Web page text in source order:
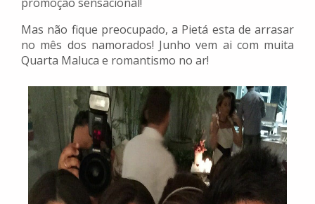
Mas não fique preocupado, a Pietá esta de arrasar
no mês dos namorados! Junho vem ai com muita
Quarta Maluca e romantismo no ar!